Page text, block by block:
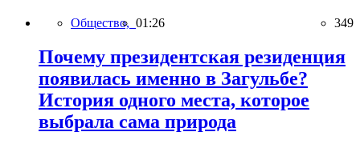
Общество, 01:26 349
Почему президентская резиденция
появилась именно в Загульбе?
История одного места, которое
выбрала сама природа